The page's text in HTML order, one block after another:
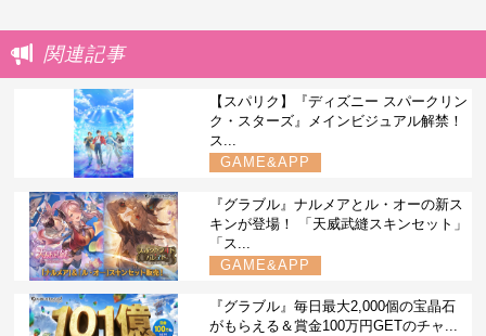
関連記事
【スパリク】『ディズニー スパークリン
ク・スターズ』メインビジュアル解禁！
ス...
GAME&APP
『グラブル』ナルメアとル・オーの新ス
キンが登場！ 「天威武縫スキンセット」
「ス...
GAME&APP
『グラブル』毎日最大2,000個の宝晶石
がもらえる＆賞金100万円GETのチャ...